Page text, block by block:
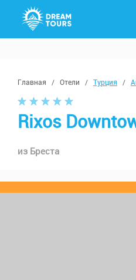
Главная / Отели / Турция /
Rixos
из Бреста